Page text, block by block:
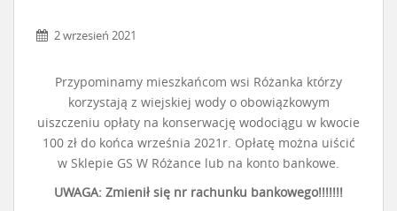
2 wrzesień 2021
Przypominamy mieszkańcom wsi Różanka którzy
korzystają z wiejskiej wody o obowiązkowym
uiszczeniu opłaty na konserwację wodociągu w kwocie
100 zł do końca września 2021r. Opłatę można uiścić
w Sklepie GS W Różance lub na konto bankowe.
UWAGA: Zmienił się nr rachunku bankowego!!!!!!!